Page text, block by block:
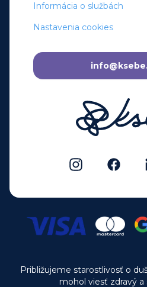
Informácia o službách
Nastavenia cookies
Približujeme starostlivosť o
mohol viesť zdravý a